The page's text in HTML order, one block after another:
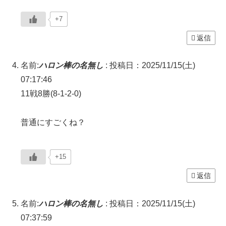
+7
返信
名前:ハロン棒の名無し : 投稿日：2025/11/15(土)
07:17:46
11戦8勝(8-1-2-0)
普通にすごくね？
+15
返信
名前:ハロン棒の名無し : 投稿日：2025/11/15(土)
07:37:59